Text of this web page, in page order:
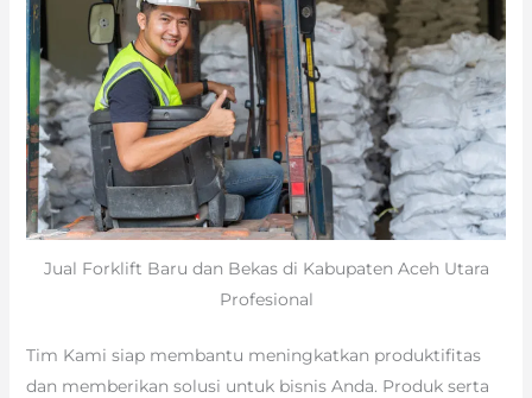
Jual Forklift Baru dan Bekas di Kabupaten Aceh Utara
Profesional
Tim Kami siap membantu meningkatkan produktifitas
dan memberikan solusi untuk bisnis Anda. Produk serta